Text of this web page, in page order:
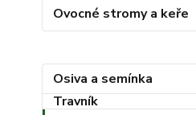
Ovocné stromy a keře
Osiva a semínka
Travník